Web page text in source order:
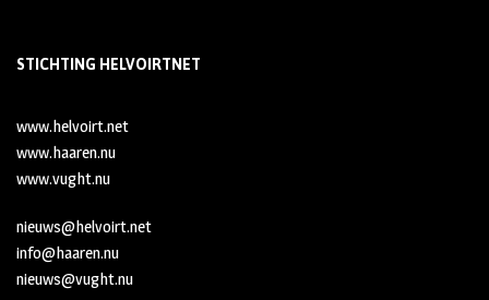
STICHTING HELVOIRTNET
www.helvoirt.net
www.haaren.nu
www.vught.nu
nieuws@helvoirt.net
info@haaren.nu
nieuws@vught.nu